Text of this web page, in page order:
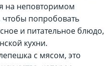
на неповторимом
чтобы попробовать
и питательное блюдо,
кухни.
с мясом, это